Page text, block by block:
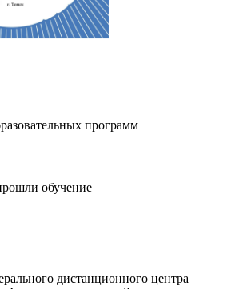
программ
обучение
дистанционного центра